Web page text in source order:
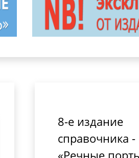
8-е издание
справочника -